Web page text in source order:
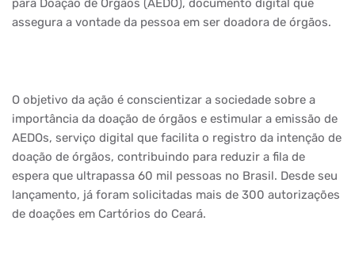
para Doação de Órgãos (AEDO), documento digital que
assegura a vontade da pessoa em ser doadora de órgãos.
O objetivo da ação é conscientizar a sociedade sobre a
importância da doação de órgãos e estimular a emissão de
AEDOs, serviço digital que facilita o registro da intenção de
doação de órgãos, contribuindo para reduzir a fila de
espera que ultrapassa 60 mil pessoas no Brasil. Desde seu
lançamento, já foram solicitadas mais de 300 autorizações
de doações em Cartórios do Ceará.